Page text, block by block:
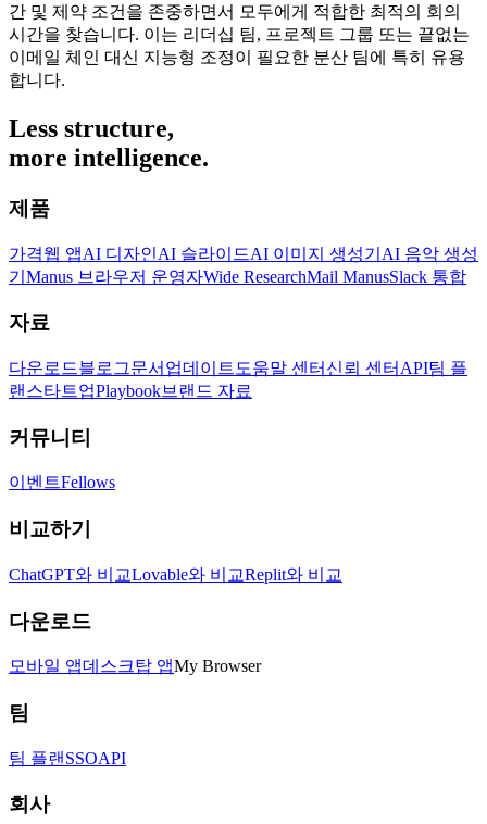
간 및 제약 조건을 존중하면서 모두에게 적합한 최적의 회의
시간을 찾습니다. 이는 리더십 팀, 프로젝트 그룹 또는 끝없는
이메일 체인 대신 지능형 조정이 필요한 분산 팀에 특히 유용
합니다.
Less structure,
more intelligence.
제품
가격웹 앱AI 디자인AI 슬라이드AI 이미지 생성기 AI 음악 생성
기 Manus 브라우저 운영자Wide ResearchMail ManusSlack 통합
자료
다운로드블로그문서 업데이트 도움말 센터 신뢰 센터 API팀 플
랜 스타트업Playbook브랜드 자료
커뮤니티
이벤트Fellows
비교하기
ChatGPT와 비교Lovable와 비교Replit와 비교
다운로드
모바일 앱데스크탑 앱My Browser
팀
팀 플랜 SSOAPI
회사